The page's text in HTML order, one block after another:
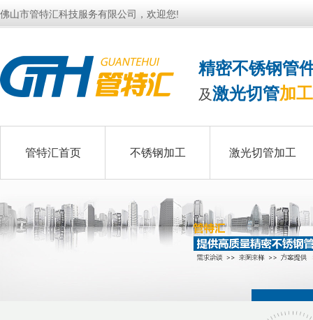
佛山市管特汇科技服务有限公司，欢迎您!
精密不锈钢管
及激光切管加工
管特汇首页 不锈钢加工 激光切管加工